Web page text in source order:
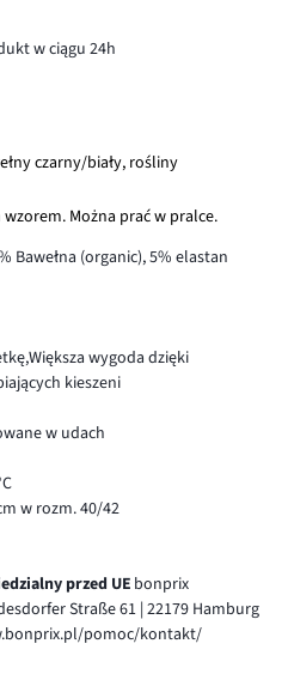
w ciągu 24h
czarny/biały, rośliny
Można prać w pralce.
Bawełna (organic), 5% elastan
wygoda dzięki
kieszeni
w udach
w rozm. 40/42
przed UE bonprix
Straße 61 | 22179 Hamburg
pomoc/kontakt/